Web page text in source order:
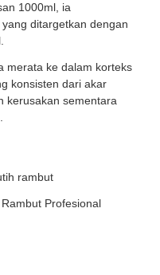
1000ml, ia
ditargetkan dengan
merata ke dalam korteks
konsisten dari akar
kerusakan sementara
rambut
Profesional